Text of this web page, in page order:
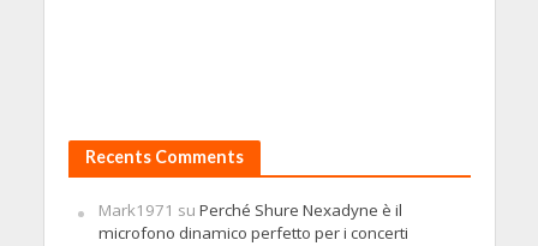
Recents Comments
Mark1971 su Perché Shure Nexadyne è il
microfono dinamico perfetto per i concerti